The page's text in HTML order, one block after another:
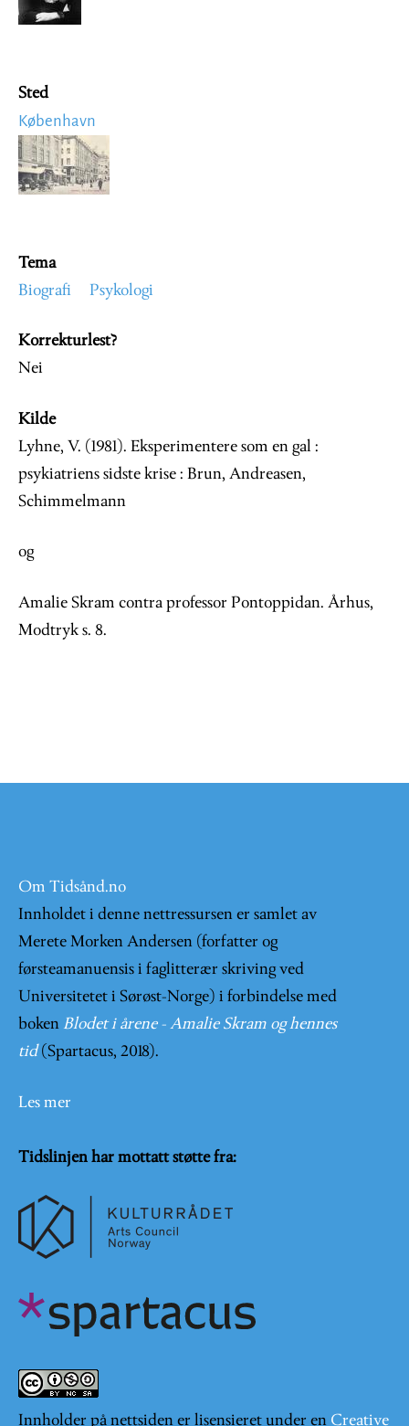
Sted
København
Image
Tema
Biografi
Psykologi
Korrekturlest?
Nei
Kilde
Lyhne, V. (1981). Eksperimentere som en gal :
psykiatriens sidste krise : Brun, Andreasen,
Schimmelmann
og
Amalie Skram contra professor Pontoppidan. Århus,
Modtryk s. 8.
Om Tidsånd.no
Innholdet i denne nettressursen er samlet av
Merete Morken Andersen (forfatter og
førsteamanuensis i faglitterær skriving ved
Universitetet i Sørøst-Norge) i forbindelse med
boken Blodet i årene - Amalie Skram og hennes
tid (Spartacus, 2018).
Les mer
Tidslinjen har mottatt støtte fra:
Innholder på nettsiden er lisensieret under en Creative